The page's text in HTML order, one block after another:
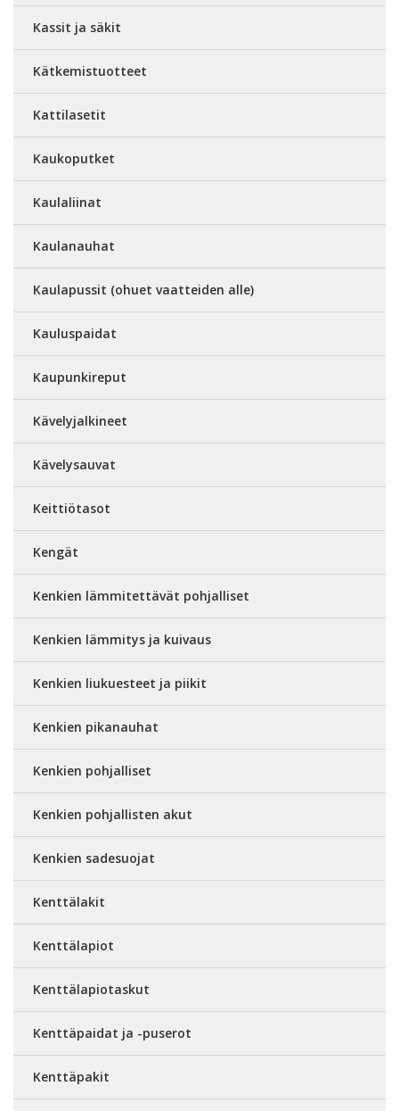
Kassit ja säkit
Kätkemistuotteet
Kattilasetit
Kaukoputket
Kaulaliinat
Kaulanauhat
Kaulapussit (ohuet vaatteiden alle)
Kauluspaidat
Kaupunkireput
Kävelyjalkineet
Kävelysauvat
Keittiötasot
Kengät
Kenkien lämmitettävät pohjalliset
Kenkien lämmitys ja kuivaus
Kenkien liukuesteet ja piikit
Kenkien pikanauhat
Kenkien pohjalliset
Kenkien pohjallisten akut
Kenkien sadesuojat
Kenttälakit
Kenttälapiot
Kenttälapiotaskut
Kenttäpaidat ja -puserot
Kenttäpakit